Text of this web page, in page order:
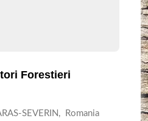
Forestieri
SEVERIN , Romania